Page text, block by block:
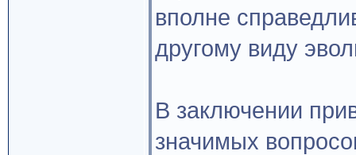
вполне
другому виду
В заключении
значимых